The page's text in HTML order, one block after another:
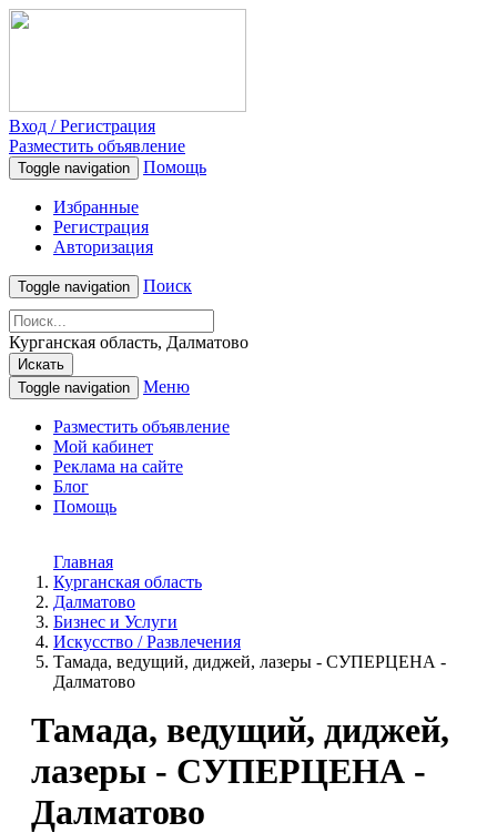
Вход / Регистрация
Разместить объявление
Toggle navigation Помощь
Избранные
Регистрация
Авторизация
Toggle navigation Поиск
Курганская область, Далматово
Искать
Toggle navigation
Меню
Разместить объявление
Мой кабинет
Реклама на сайте
Блог
Помощь
Главная
Курганская область
Далматово
Бизнес и Услуги
Искусство / Развлечения
Тамада, ведущий, диджей, лазеры - СУПЕРЦЕНА -
Далматово
Тамада, ведущий, диджей,
лазеры - СУПЕРЦЕНА -
Далматово